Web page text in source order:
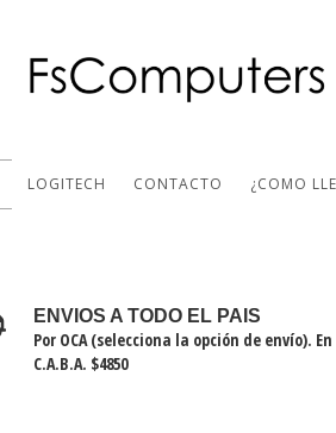
LOGITECH CONTACTO ¿COMO
ENVIOS A TODO EL PAIS
Por OCA (selecciona la opción de envío). En
C.A.B.A. $4850